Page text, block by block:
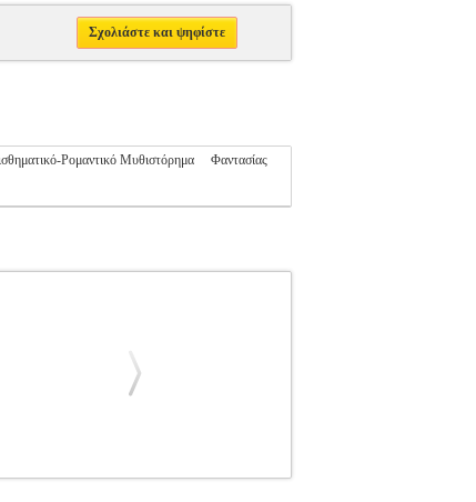
Σχολιάστε και ψηφίστε
Ρομαντικό Μυθιστόρημα
Φαντασίας